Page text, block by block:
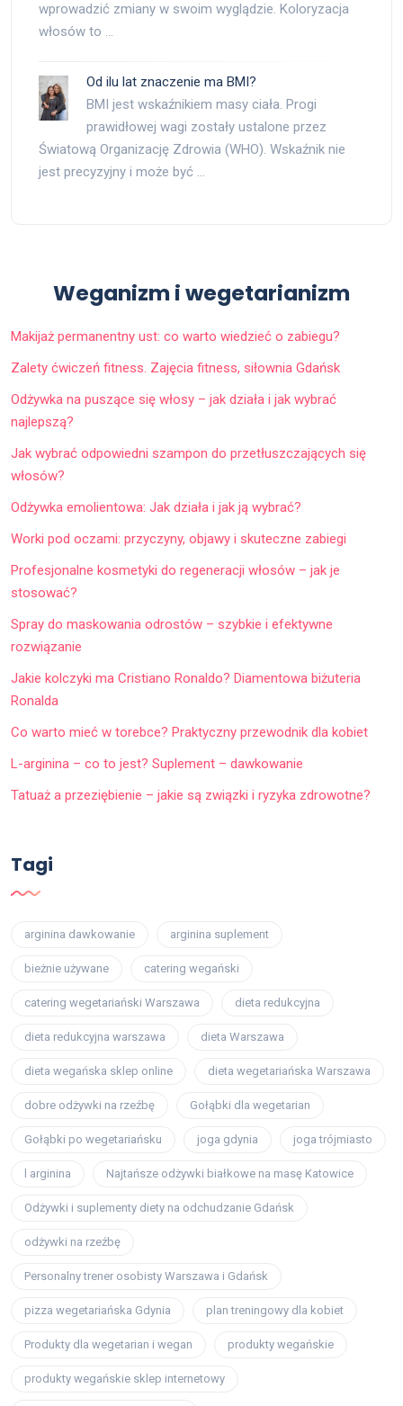
wprowadzić zmiany w swoim wyglądzie. Koloryzacja
włosów to …
Od ilu lat znaczenie ma BMI?
BMI jest wskaźnikiem masy ciała. Progi
prawidłowej wagi zostały ustalone przez
Światową Organizację Zdrowia (WHO). Wskaźnik nie
jest precyzyjny i może być …
Weganizm i wegetarianizm
Makijaż permanentny ust: co warto wiedzieć o zabiegu?
Zalety ćwiczeń fitness. Zajęcia fitness, siłownia Gdańsk
Odżywka na puszące się włosy – jak działa i jak wybrać
najlepszą?
Jak wybrać odpowiedni szampon do przetłuszczających się
włosów?
Odżywka emolientowa: Jak działa i jak ją wybrać?
Worki pod oczami: przyczyny, objawy i skuteczne zabiegi
Profesjonalne kosmetyki do regeneracji włosów – jak je
stosować?
Spray do maskowania odrostów – szybkie i efektywne
rozwiązanie
Jakie kolczyki ma Cristiano Ronaldo? Diamentowa biżuteria
Ronalda
Co warto mieć w torebce? Praktyczny przewodnik dla kobiet
L-arginina – co to jest? Suplement – dawkowanie
Tatuaż a przeziębienie – jakie są związki i ryzyka zdrowotne?
Tagi
arginina dawkowanie arginina suplement
bieżnie używane catering wegański
catering wegetariański Warszawa dieta redukcyjna
dieta redukcyjna warszawa dieta Warszawa
dieta wegańska sklep online dieta wegetariańska Warszawa
dobre odżywki na rzeźbę Gołąbki dla wegetarian
Gołąbki po wegetariańsku joga gdynia joga trójmiasto
l arginina Najtańsze odżywki białkowe na masę Katowice
Odżywki i suplementy diety na odchudzanie Gdańsk
odżywki na rzeźbę
Personalny trener osobisty Warszawa i Gdańsk
pizza wegetariańska Gdynia plan treningowy dla kobiet
Produkty dla wegetarian i wegan produkty wegańskie
produkty wegańskie sklep internetowy